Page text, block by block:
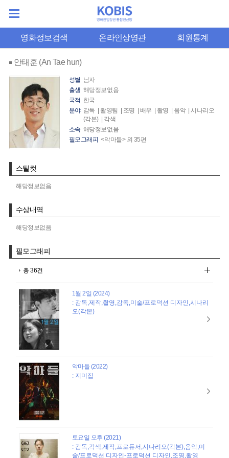
영화정보검색 온라인상영관 회원통계
안태훈 (An Tae hun)
성별 남자
출생 해당정보없음
국적 한국
분야 감독 | 촬영팀 | 조명 | 배우 | 촬영 | 음악 | 시나리오
(각본) | 각색
소속 해당정보없음
필모그래피 <악마들> 외 35편
스틸컷
해당정보없음
수상내역
해당정보없음
필모그래피
총 36건
1월 2일 (2024)
: 감독,제작,촬영,감독,미술/프로덕션 디자인,시나리
오(각본)
악마들 (2022)
: 지미집
토요일 오후 (2021)
: 감독,각색,제작,프로듀서,시나리오(각본),음악,미
술/프로덕션 디자인-프로덕션 디자인,조명,촬영